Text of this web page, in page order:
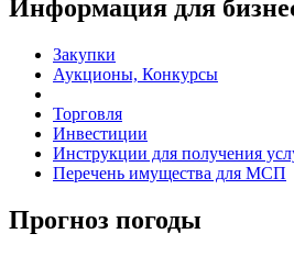
Информация для
Закупки
Аукционы, Конкурсы
Торговля
Инвестиции
Инструкции для получения
Перечень имущества для МСП
Прогноз погоды